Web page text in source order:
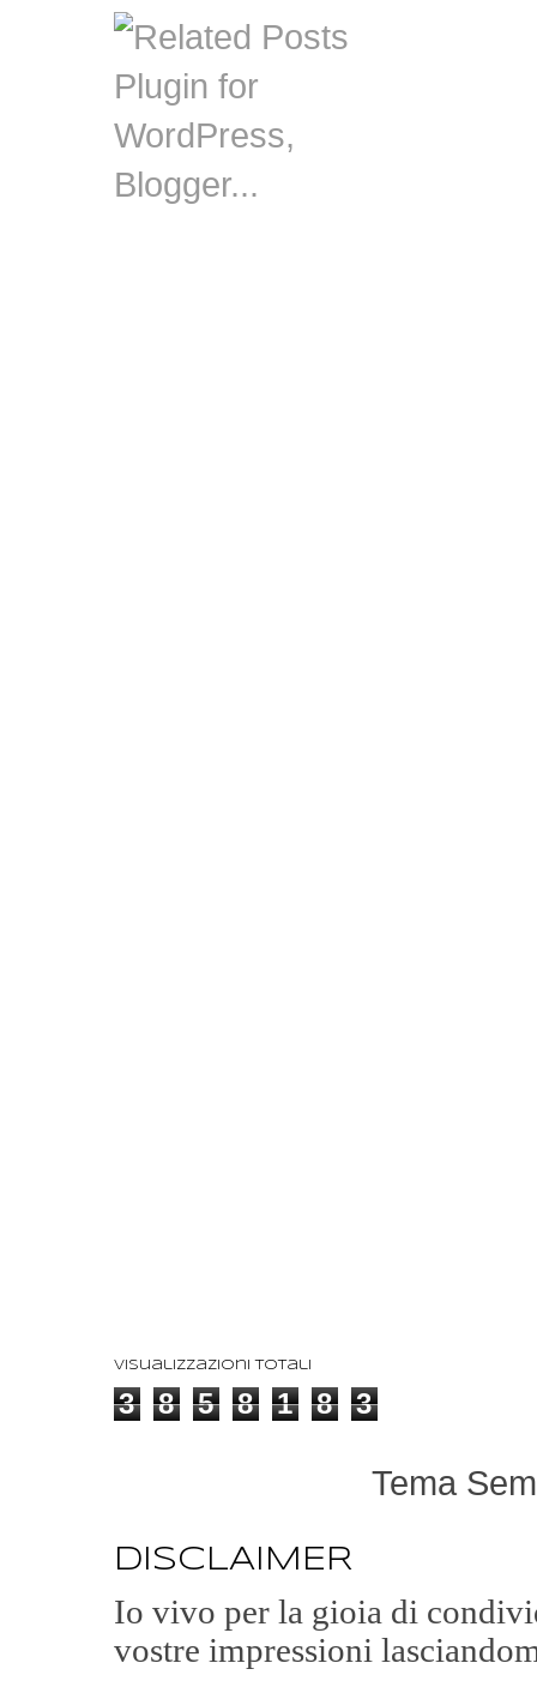
Visualizzazioni totali
3 8 5 8 1 8 3
Tema
DISCLAIMER
Io vivo per la gioia di
vostre impressioni